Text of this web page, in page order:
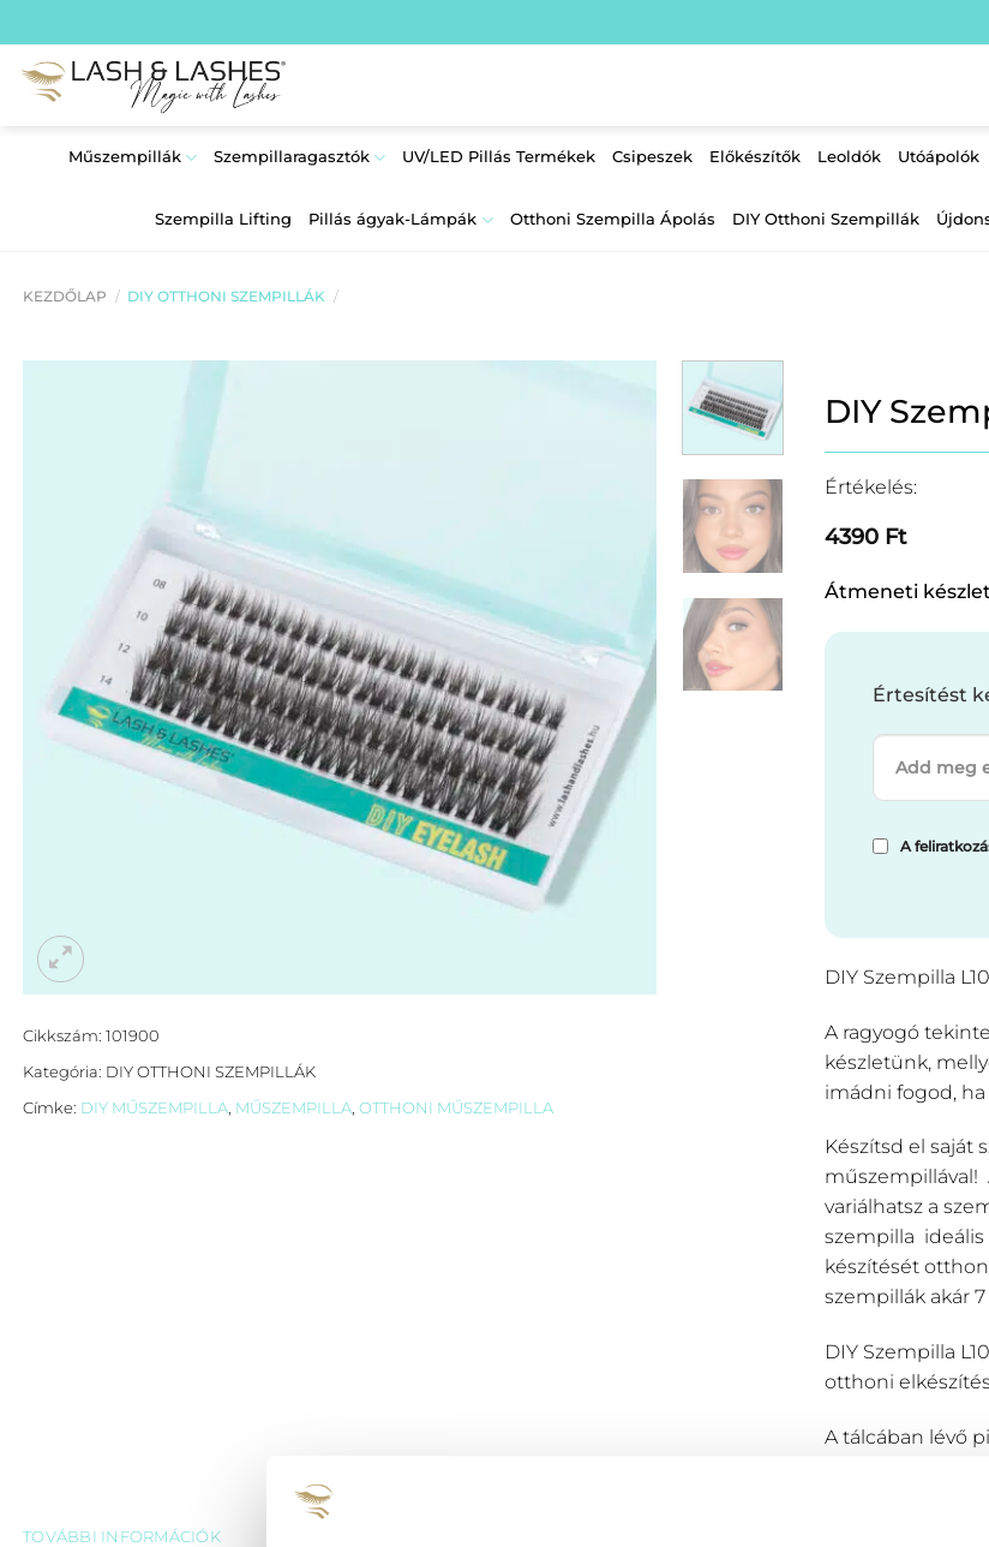
to
content
Műszempillák
Szempillaragasztók UV/LED Pillás Termékek Csipeszek Előkészítők Leoldók Utóápolók
Szempilla Lifting Pillás ágyak-Lámpák Otthoni Szempilla Ápolás DIY Otthoni Szempillák
KEZDŐLAP / DIY OTTHONI SZEMPILLÁK /
Cikkszám: 101900
Kategória: DIY OTTHONI SZEMPILLÁK
Címke: DIY MŰSZEMPILLA MŰSZEMPILLA OTTHONI MŰSZEMPILLA
DIY
Értékelés:
4390 Ft
Átmeneti
Értesítést
A
DIY Szempilla
A ragyogó
készletünk,
imádni fogod,
Készítsd el saját
műszempillával!
variálhatsz a
szempilla ideális
készítését
szempillák akár
DIY Szempilla
otthoni
A tálcában lévő
TOVÁBBI INFORMÁCIÓK